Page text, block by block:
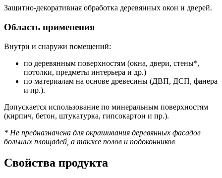
Защитно-декоративная обработка деревянных окон и дверей.
Область применения
Внутри и снаружи помещений:
по деревянным поверхностям (окна, двери, стены*,
потолки, предметы интерьера и др.)
по материалам на основе древесины (ДВП, ДСП, фанера
и пр.).
Допускается использование по минеральным поверхностям
(кирпич, бетон, штукатурка, гипсокартон и пр.).
* Не предназначена для окрашивания деревянных фасадов
больших площадей, а также полов и подоконников
Свойства продукта